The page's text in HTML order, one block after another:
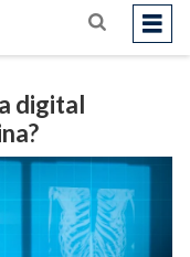
digital